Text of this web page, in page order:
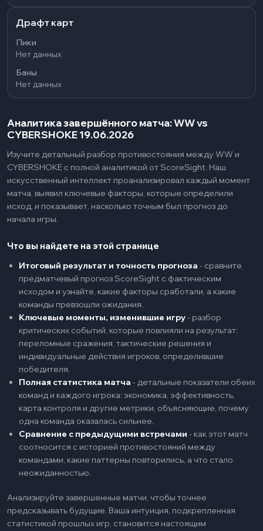
Драфт карт
Пики
Нет данных
Баны
Нет данных
Аналитика завершённого матча: WW vs
CYBERSHOKE 19.06.2026
Изучите детальный разбор противостояния между WW и
CYBERSHOKE с полной аналитикой от ScoreSight. Наш
искусственный интеллект проанализировал каждый момент
матча, выявил ключевые факторы, которые определили
исход, и показывает, насколько точным был прогноз до
начала игры.
Что вы найдете на этой странице
Итоговый результат и точность прогноза - сравните
предматчевый прогноз ScoreSight с фактическим
исходом и узнайте, какие факторы сработали, а какие
команды превзошли ожидания.
Ключевые моменты, изменившие игру- разбор
критических событий, которые повлияли на результат:
переломные сражения, тактические решения и
индивидуальные действия игроков, определившие
победителя.
Полная статистика матча - детальные показатели обеих
команд и каждого игрока: экономика, эффективность,
карта контроля и другие метрики, объясняющие, почему
одна команда оказалась сильнее.
Сравнение с предыдущими встречами - как этот матч
соотносится с историей противостояний между
командами, какие паттерны повторились, а что стало
неожиданностью.
Анализируйте завершенные матчи, чтобы точнее
предсказывать будущие. Ваша интуиция, подкрепленная
статистикой прошлых игр, становится настоящим